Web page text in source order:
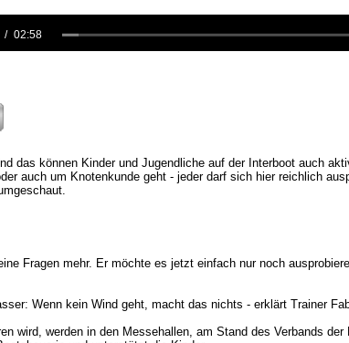
02:58
das können Kinder und Jugendliche auf der Interboot auch
auch um Knotenkunde geht - jeder darf sich hier reichlich
Fragen mehr. Er möchte es jetzt einfach nur noch
Wenn kein Wind geht, macht das nichts - erklärt Trainer
wird, werden in den Messehallen, am Stand des Verbands